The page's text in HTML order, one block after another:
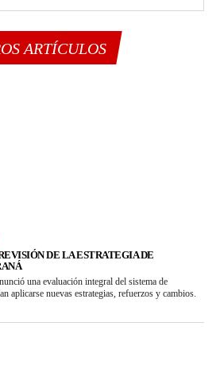
ARTÍCULOS
DE LA ESTRATEGIA DE
una evaluación integral del sistema de
aplicarse nuevas estrategias, refuerzos y cambios.